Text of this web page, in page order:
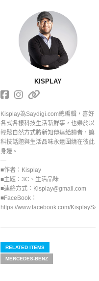
KISPLAY
Kisplay為Saydigi.com總編輯，喜好
各式各樣科技生活新鮮事，也樂於以
輕鬆自然方式將新知傳達給讀者，讓
科技話題與生活品味永遠圍繞在彼此
身邊。
—
■作者：Kisplay
■主題：3C、生活品味
■連絡方式：Kisplay@gmail.com
■FaceBook：
https://www.facebook.com/
RELATED ITEMS
MERCEDES-BENZ